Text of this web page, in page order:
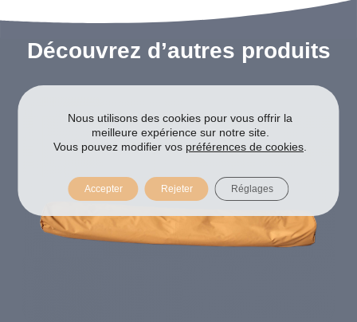
Découvrez d’autres produits
Nous utilisons des cookies pour vous offrir la
meilleure expérience sur notre site.
Vous pouvez modifier vos préférences de cookies
Accepter Rejeter Réglages